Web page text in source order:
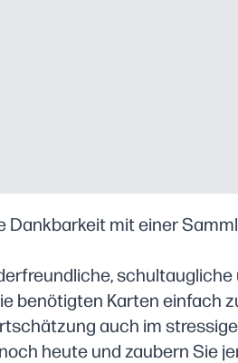
Dankbarkeit mit einer
benötigten Karten einfach
auch im
heute und zaubern Sie